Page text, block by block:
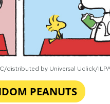
distributed by Universal Uclick/
PEANUTS